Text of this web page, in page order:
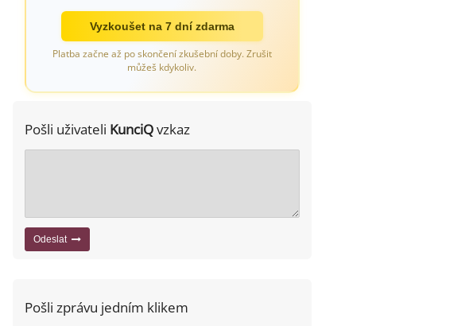
Vyzkoušet na 7 dní zdarma
Platba začne až po skončení zkušební doby. Zrušit
můžeš kdykoliv.
Pošli uživateli KunciQvzkaz
Odeslat
Pošli zprávu jedním klikem